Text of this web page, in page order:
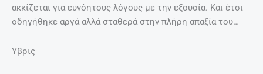
ακκίζεται για ευνόητους λόγους με την εξουσία. Και έτσι
οδηγήθηκε αργά αλλά σταθερά στην πλήρη απαξία του…
Υβρις